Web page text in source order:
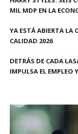
MIL MDP EN LA
YA ESTÁ ABIERTA LA
CALIDAD 2026
DETRÁS DE CADA
IMPULSA EL EMPLEO